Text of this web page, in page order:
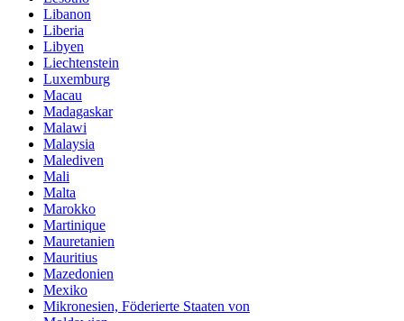
Libanon
Liberia
Libyen
Liechtenstein
Luxemburg
Macau
Madagaskar
Malawi
Malaysia
Malediven
Mali
Malta
Marokko
Martinique
Mauretanien
Mauritius
Mazedonien
Mexiko
Mikronesien, Föderierte Staaten von